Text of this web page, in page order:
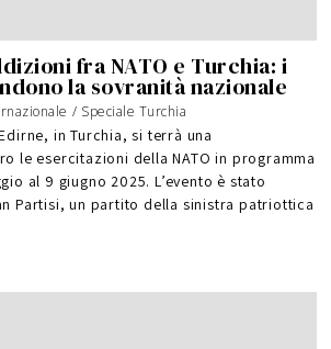
fra NATO e Turchia: i
la sovranità nazionale
/ Speciale Turchia
in Turchia, si terrà una
le esercitazioni della NATO in programma
al 9 giugno 2025. L’evento è stato
Partisi, un partito della sinistra patriottica